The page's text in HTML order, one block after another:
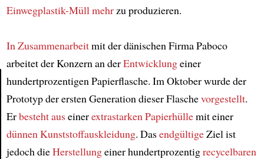
Article
Einwegplastik-Müll mehrzu produzieren.
In Zusammenarbeitmit der dänischen Firma Paboco
arbeitet der Konzern an derEntwicklungeiner
hundertprozentigen Papierflasche. Im Oktober wurde der
Prototyp der ersten Generation dieser Flaschevorgestellt.
Erbesteht auseinerextrastarken Papierhüllemit einer
dünnen Kunststoffauskleidung. DasendgültigeZiel ist
jedoch dieHerstellungeiner hundertprozentigrecycelbaren